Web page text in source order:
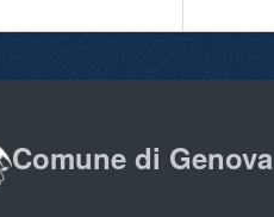
Comune di Genova